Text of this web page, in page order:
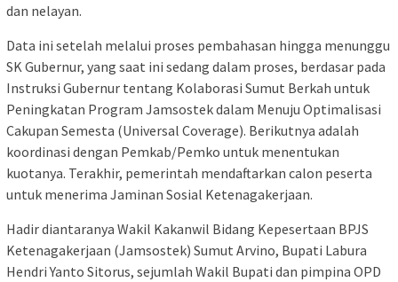
dan nelayan.
Data ini setelah melalui proses pembahasan hingga menunggu
SK Gubernur, yang saat ini sedang dalam proses, berdasar pada
Instruksi Gubernur tentang Kolaborasi Sumut Berkah untuk
Peningkatan Program Jamsostek dalam Menuju Optimalisasi
Cakupan Semesta (Universal Coverage). Berikutnya adalah
koordinasi dengan Pemkab/Pemko untuk menentukan
kuotanya. Terakhir, pemerintah mendaftarkan calon peserta
untuk menerima Jaminan Sosial Ketenagakerjaan.
Hadir diantaranya Wakil Kakanwil Bidang Kepesertaan BPJS
Ketenagakerjaan (Jamsostek) Sumut Arvino, Bupati Labura
Hendri Yanto Sitorus, sejumlah Wakil Bupati dan pimpina OPD